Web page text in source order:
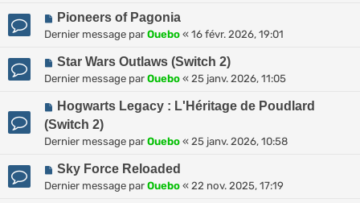
Pioneers of Pagonia
Dernier message par Ouebo « 16 févr. 2026, 19:01
Star Wars Outlaws (Switch 2)
Dernier message par Ouebo « 25 janv. 2026, 11:05
Hogwarts Legacy : L'Héritage de Poudlard
(Switch 2)
Dernier message par Ouebo « 25 janv. 2026, 10:58
Sky Force Reloaded
Dernier message par Ouebo « 22 nov. 2025, 17:19